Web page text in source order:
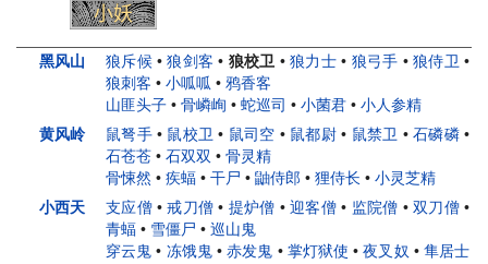
小妖
黑风山 狼斥候•狼剑客 • 狼校卫 •狼力士 • 狼弓手 • 狼侍卫 •
狼刺客 • 小呱呱 • 鸦香客
山匪头子 • 骨嶙峋 • 蛇巡司 • 小菌君 • 小人参精
黄风岭
鼠弩手• 鼠校卫 • 鼠司空 • 鼠都尉 • 鼠禁卫 • 石磷磷•
石苍苍 • 石双双 • 骨灵精
骨悚然 • 疾蝠 • 干尸 • 鼬侍郎 • 狸侍长 • 小灵芝精
小西天
支应僧•戒刀僧 • 提炉僧 •迎客僧 • 监院僧 • 双刀僧•
青蝠 • 雪僵尸 • 巡山鬼
穿云鬼 • 冻饿鬼•赤发鬼 • 掌灯狱使 •夜叉奴 • 隼居士